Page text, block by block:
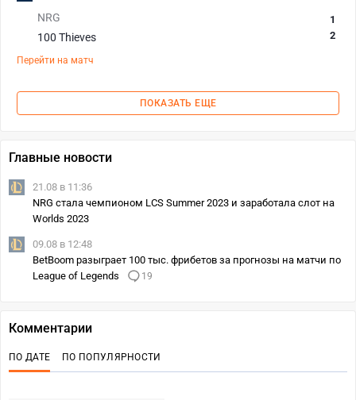
NRG
100 Thieves
1
2
Перейти на матч
ПОКАЗАТЬ ЕЩЕ
Главные новости
21.08 в 11:36
NRG стала чемпионом LCS Summer 2023 и заработала слот на
Worlds 2023
09.08 в 12:48
BetBoom разыграет 100 тыс. фрибетов за прогнозы на матчи по
League of Legends
19
Комментарии
ПО ДАТЕ ПО ПОПУЛЯРНОСТИ